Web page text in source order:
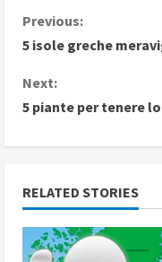
C
n
t
n
u
Previous:
5 isole greche
Next:
5 piante per tenere
RELATED STORIES